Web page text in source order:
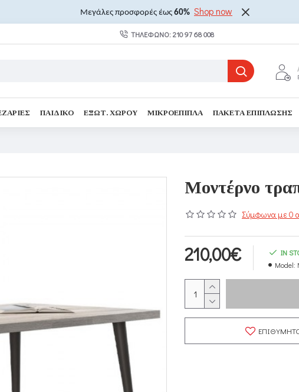
Μεγάλες προσφορές έως 60% Shop now
ΤΗΛΈΦΩΝΟ: 210 97 68 008
ΠΑΙΔΙΚΌ ΕΞΩΤ. ΧΏΡΟΥ ΜΙΚΡΟΈΠΙΠΛΑ ΠΑΚΈΤΑ ΕΠΊΠΛΩΣΗΣ
Μοντέρνο
Σύμφωνα με 0
210,00€
IN
Model: